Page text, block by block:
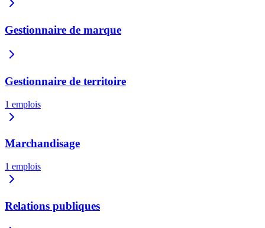
Gestionnaire de marque
Gestionnaire de territoire
1 emplois
Marchandisage
1 emplois
Relations publiques